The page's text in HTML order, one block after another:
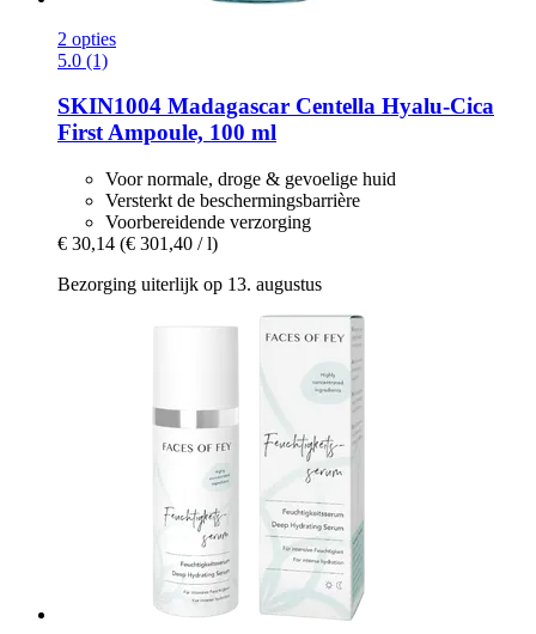
2 opties
5.0 (1)
SKIN1004 Madagascar Centella Hyalu-​Cica
First Ampoule, 100 ml
Voor normale, droge & gevoelige huid
Versterkt de beschermingsbarrière
Voorbereidende verzorging
€ 30,14 (€ 301,40 / l)
Bezorging uiterlijk op 13. augustus